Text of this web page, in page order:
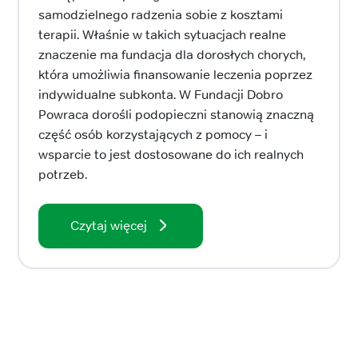
samodzielnego radzenia sobie z kosztami
terapii. Właśnie w takich sytuacjach realne
znaczenie ma fundacja dla dorosłych chorych,
która umożliwia finansowanie leczenia poprzez
indywidualne subkonta. W Fundacji Dobro
Powraca dorośli podopieczni stanowią znaczną
część osób korzystających z pomocy – i
wsparcie to jest dostosowane do ich realnych
potrzeb.
Czytaj więcej